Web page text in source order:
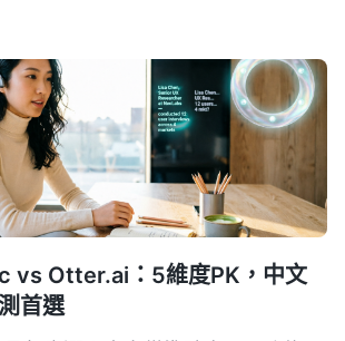
vs Otter.ai：5維度PK，中文
首選